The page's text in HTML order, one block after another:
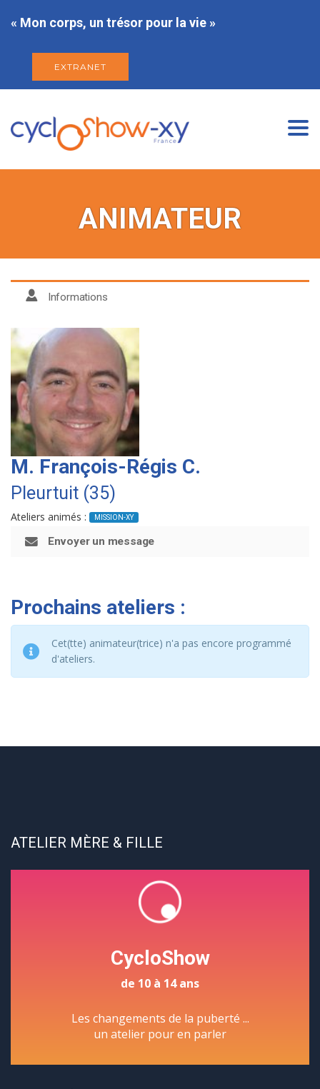
« Mon corps, un trésor pour la vie »
EXTRANET
ANIMATEUR
Informations
M. François-Régis C.
Pleurtuit (35)
Ateliers animés : MISSION-XY
Envoyer un message
Prochains ateliers :
Cet(tte) animateur(trice) n'a pas encore programmé
d'ateliers.
ATELIER MÈRE & FILLE
CycloShow
de 10 à 14 ans
Les changements de la puberté ...
un atelier pour en parler